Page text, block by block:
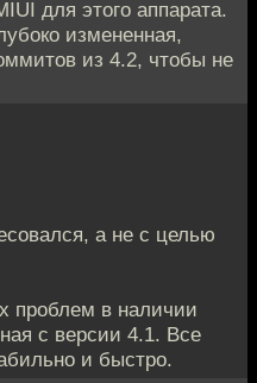
для этого аппарата.
измененная,
из 4.2, чтобы не
а не с целью
проблем в наличии
с версии 4.1. Все
и быстро.